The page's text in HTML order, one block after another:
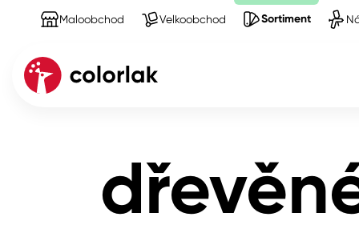
Maloobchod Velkoobchod Sortiment
Dřevo